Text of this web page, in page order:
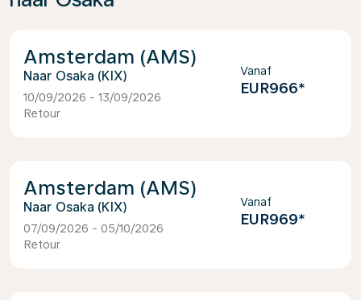
Amsterdam (AMS)
Osaka (KIX)
10/09/2026 - 13/09/2026
Retour
Vanaf
EUR966*
Amsterdam (AMS)
Osaka (KIX)
07/09/2026 - 05/10/2026
Retour
Vanaf
EUR969*